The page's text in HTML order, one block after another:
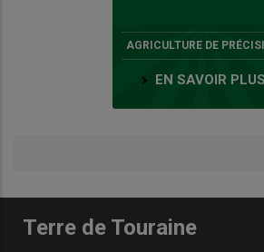
AGRICULTURE DE
EN SAVOIR PLUS
Terre de Touraine